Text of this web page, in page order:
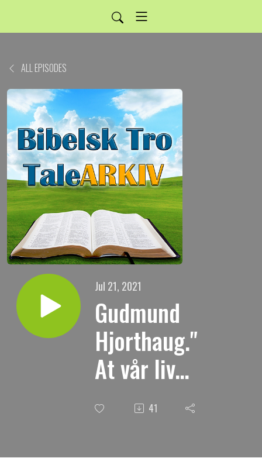
ALL EPISODES
Jul 21, 2021
Gudmund
Hjorthaug."
At vår livs
reis må
lykkes."41